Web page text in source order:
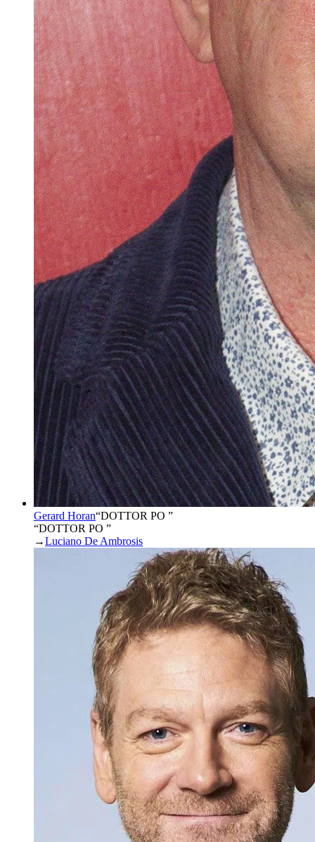
Gerard Horan“DOTTOR PO ”
“DOTTOR PO ”
→Luciano De Ambrosis